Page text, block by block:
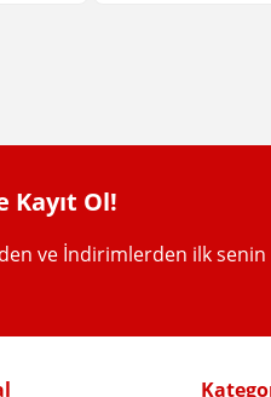
Kayıt Ol!
ve İndirimlerden ilk